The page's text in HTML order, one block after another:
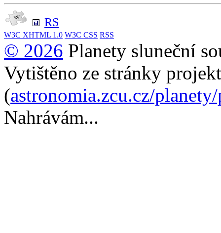
RS
W3C XHTML 1.0 W3C CSS RSS
© 2026 Planety sluneční
Vytištěno ze stránky
(astronomia.zcu.cz/
Nahrávám...